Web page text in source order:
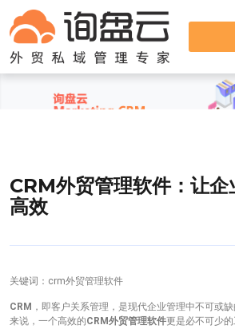
CRM外贸管理软件：让企
高效
关键词：crm外贸管理软件
CRM ，即客户关系管理，是现代企业管理中不可或
来说，一个高效的CRM外贸管理软件更是必不可少